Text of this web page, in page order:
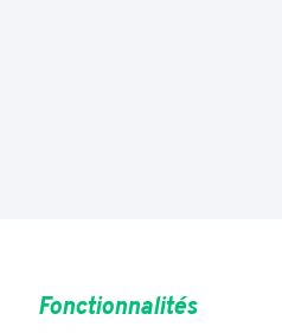
Fonctionnalités